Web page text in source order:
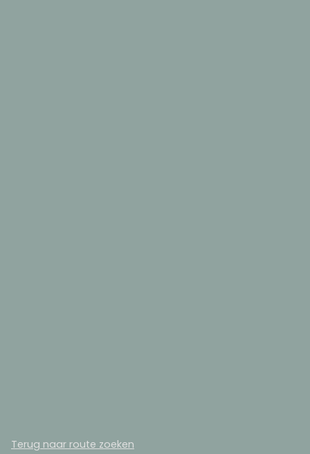
Terug naar route zoeken